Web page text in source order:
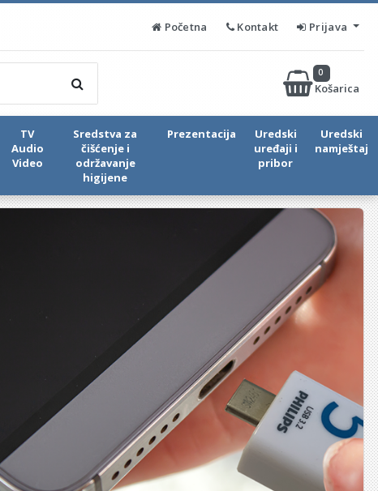
Početna Kontakt Prijava
Košarica
0
TV
Audio
Video
Sredstva za
čišćenje i
održavanje
higijene
Prezentacija
Uredski
uređaji i
pribor
Uredski
namještaj